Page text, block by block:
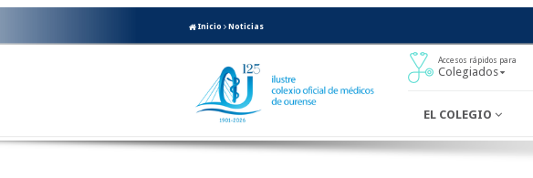
Inicio Noticias
Accesos rápidos para
Colegiados
EL COLEGIO